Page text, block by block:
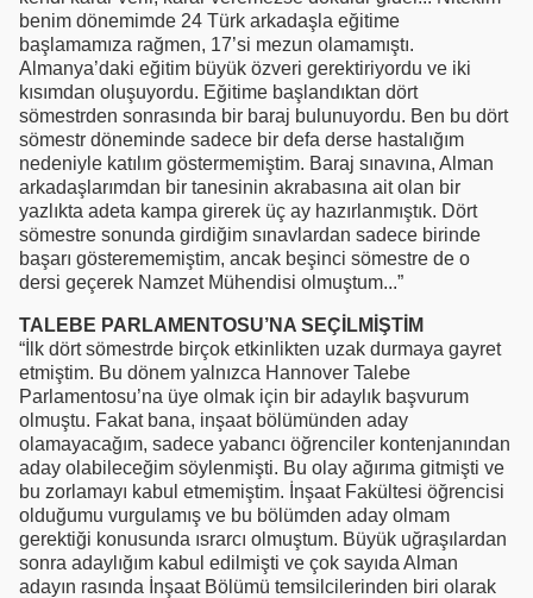
benim dönemimde 24 Türk arkadaşla eğitime
başlamamıza rağmen, 17’si mezun olamamıştı.
Almanya’daki eğitim büyük özveri gerektiriyordu ve iki
kısımdan oluşuyordu. Eğitime başlandıktan dört
sömestrden sonrasında bir baraj bulunuyordu. Ben bu dört
sömestr döneminde sadece bir defa derse hastalığım
nedeniyle katılım göstermemiştim. Baraj sınavına, Alman
arkadaşlarımdan bir tanesinin akrabasına ait olan bir
yazlıkta adeta kampa girerek üç ay hazırlanmıştık. Dört
sömestre sonunda girdiğim sınavlardan sadece birinde
başarı gösterememiştim, ancak beşinci sömestre de o
dersi geçerek Namzet Mühendisi olmuştum...”
TALEBE PARLAMENTOSU’NA SEÇİLMİŞTİM
“İlk dört sömestrde birçok etkinlikten uzak durmaya gayret
etmiştim. Bu dönem yalnızca Hannover Talebe
Parlamentosu’na üye olmak için bir adaylık başvurum
olmuştu. Fakat bana, inşaat bölümünden aday
olamayacağım, sadece yabancı öğrenciler kontenjanından
aday olabileceğim söylenmişti. Bu olay ağırıma gitmişti ve
bu zorlamayı kabul etmemiştim. İnşaat Fakültesi öğrencisi
olduğumu vurgulamış ve bu bölümden aday olmam
gerektiği konusunda ısrarcı olmuştum. Büyük uğraşılardan
sonra adaylığım kabul edilmişti ve çok sayıda Alman
adayın rasında İnşaat Bölümü temsilcilerinden biri olarak